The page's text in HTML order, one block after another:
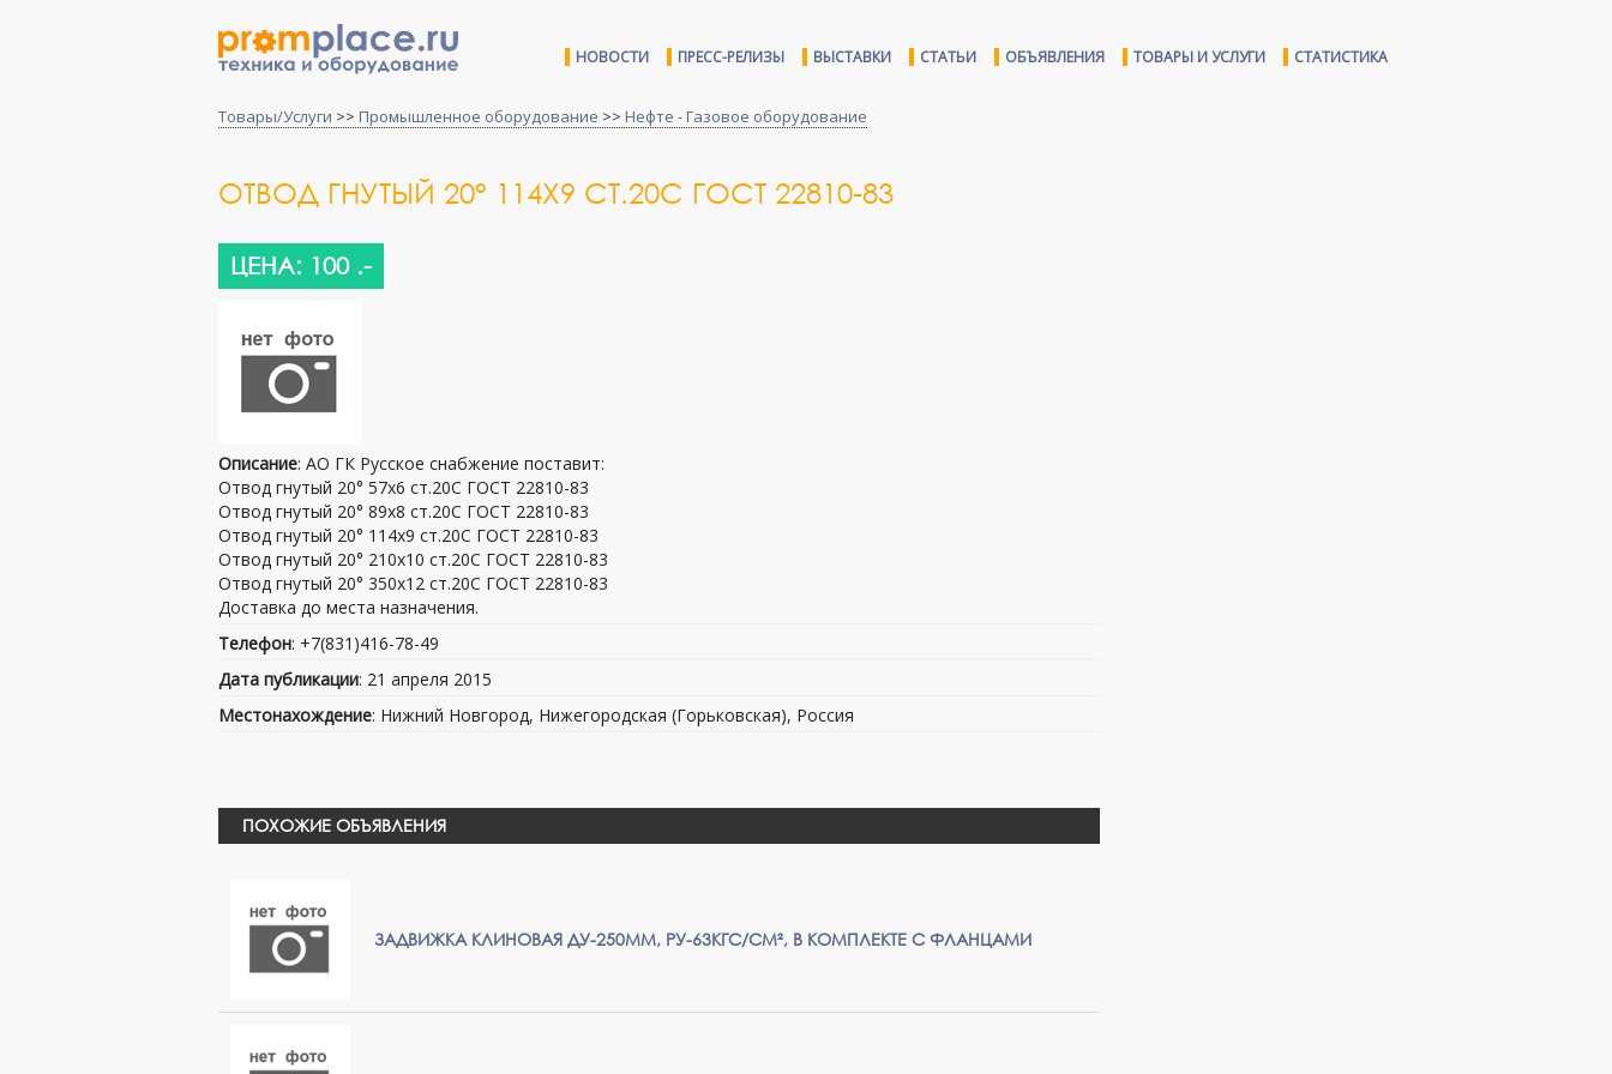
НОВОСТИ ПРЕСС-РЕЛИЗЫ ВЫСТАВКИ СТАТЬИ ОБЪЯВЛЕНИЯ ТОВАРЫ И УСЛУГИ СТАТИСТИКА
Товары/Услуги >> Промышленное оборудование >> Нефте - Газовое оборудование
ОТВОД ГНУТЫЙ 20° 114Х9 СТ.20С ГОСТ 22810-83
ЦЕНА: 100 .-
Описание: АО ГК Русское снабжение поставит:
Отвод гнутый 20° 57х6 ст.20С ГОСТ 22810-83
Отвод гнутый 20° 89х8 ст.20С ГОСТ 22810-83
Отвод гнутый 20° 114х9 ст.20С ГОСТ 22810-83
Отвод гнутый 20° 210х10 ст.20С ГОСТ 22810-83
Отвод гнутый 20° 350х12 ст.20С ГОСТ 22810-83
Доставка до места назначения.
Телефон: +7(831)416-78-49
Дата публикации: 21 апреля 2015
Местонахождение: Нижний Новгород, Нижегородская (Горьковская), Россия
ПОХОЖИЕ ОБЪЯВЛЕНИЯ
ЗАДВИЖКА КЛИНОВАЯ ДУ-250ММ, РУ-63КГС/СМ², В КОМПЛЕКТЕ С ФЛАНЦАМИ